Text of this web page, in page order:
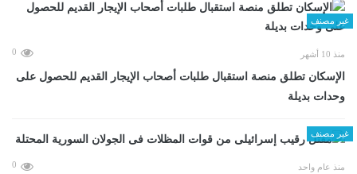
غير مصنف
منذ 10 أشهر 0
الإسكان تطلق منصة استقبال طلبات أصحاب الإيجار القديم للحصول على
وحدات بديلة
غير مصنف
منذ عام واحد 0